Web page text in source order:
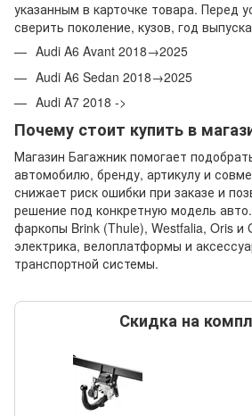
указанным в карточке товара. Перед
сверить поколение, кузов, год
Audi A6 Avant 2018→2025
Audi A6 Sedan 2018→2025
Audi A7 2018 ->
Почему стоит купить в
Магазин Багажник помогает
автомобилю, бренду, артикулу и
снижает риск ошибки при заказе и
решение под конкретную модель
фаркопы Brink (Thule), Westfalia, Oris и
электрика, велоплатформы и
транспортной системы.
Скидка на